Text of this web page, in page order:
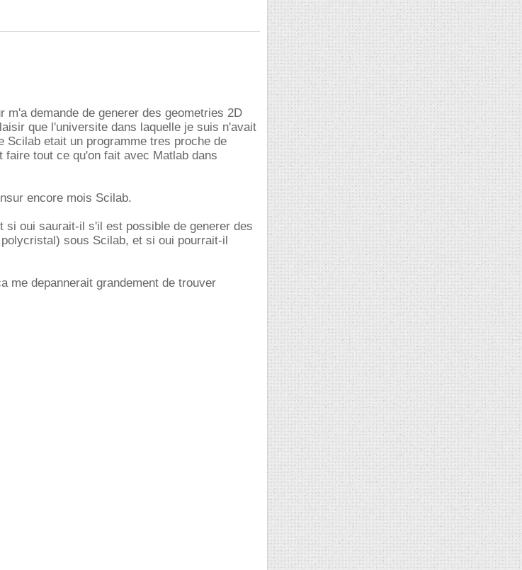
demande de generer des geometries 2D
que l'universite dans laquelle je suis n'avait
etait un programme tres proche de
tout ce qu'on fait avec Matlab dans
encore mois Scilab.
oui saurait-il s'il est possible de generer des
sous Scilab, et si oui pourrait-il
me depannerait grandement de trouver